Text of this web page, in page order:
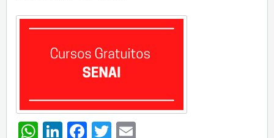
WhatsApp
LinkedIn
Facebook
Twitter